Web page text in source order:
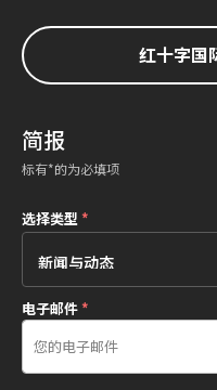
红十字国
简报
标有*的为必填项
选择类型*
电子邮件*